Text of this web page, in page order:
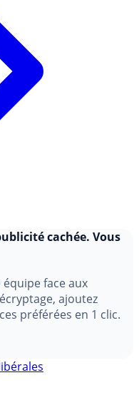
face aux
ajoutez
préférées en 1 clic.